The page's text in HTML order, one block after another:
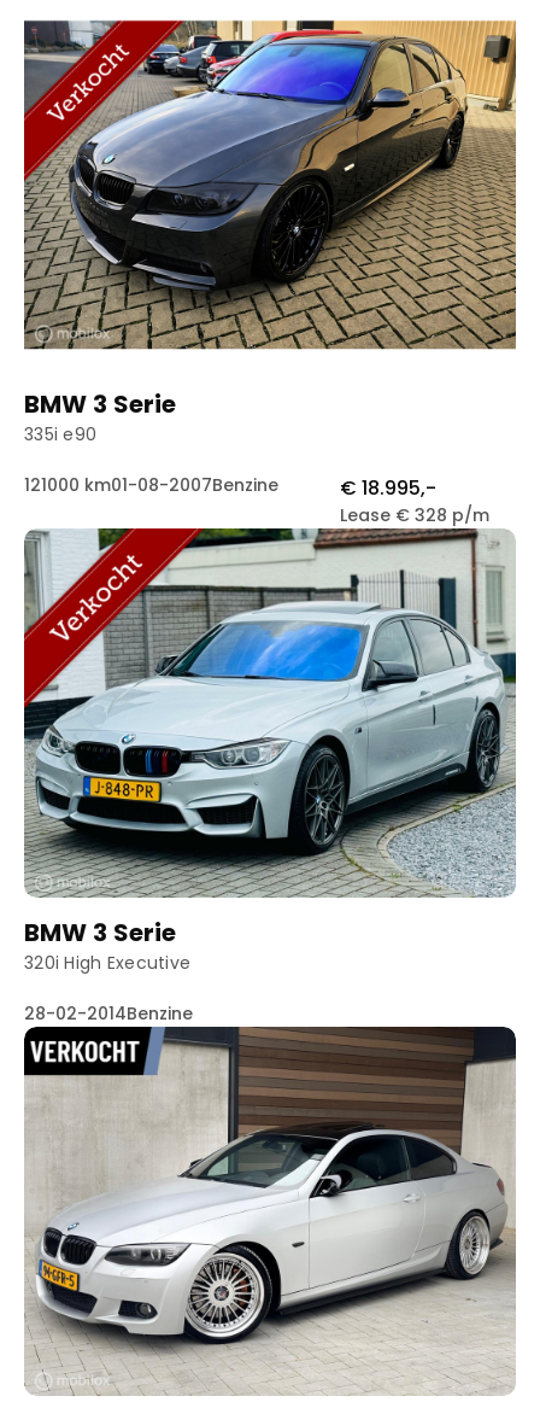
BMW 3 Serie
335i e90
121000 km01-08-2007Benzine € 18.995,-
Lease € 328 p/m
BMW 3 Serie
320i High Executive
28-02-2014Benzine